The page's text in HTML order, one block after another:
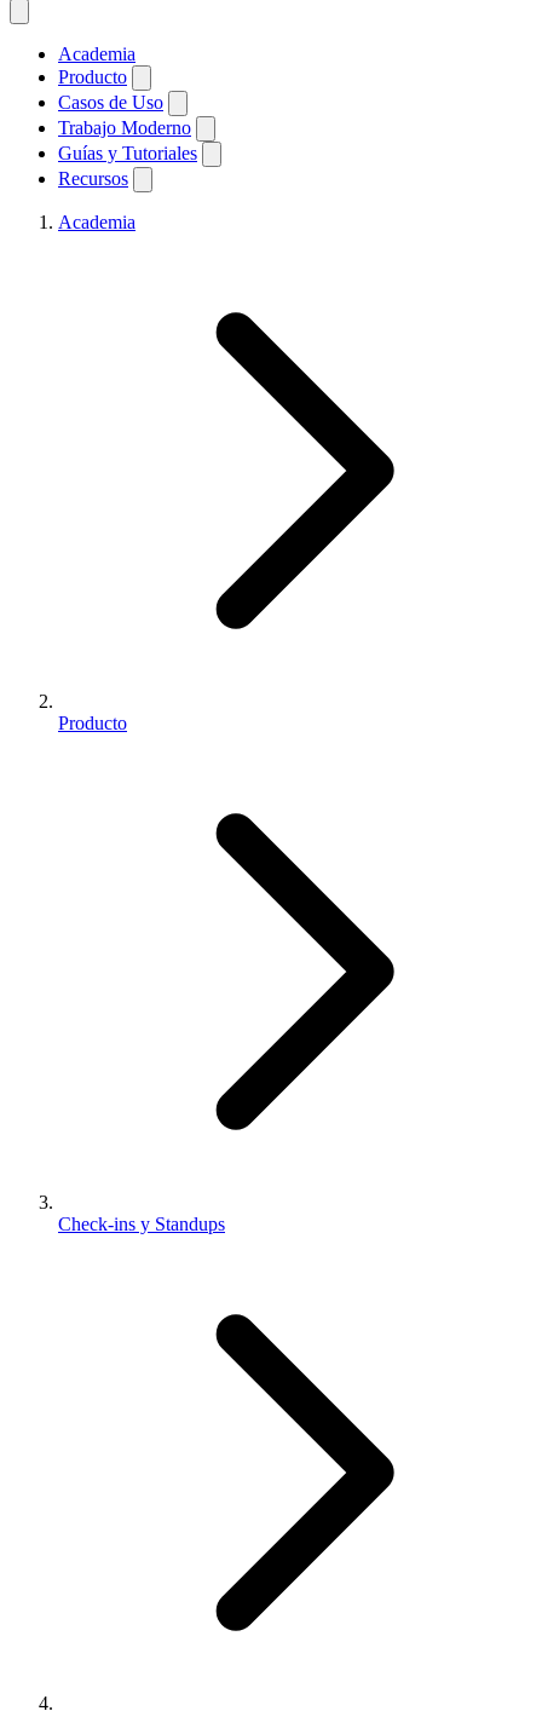
Academia
Producto
Casos de Uso
Trabajo Moderno
Guías y Tutoriales
Recursos
Academia
Producto
Check-ins y Standups